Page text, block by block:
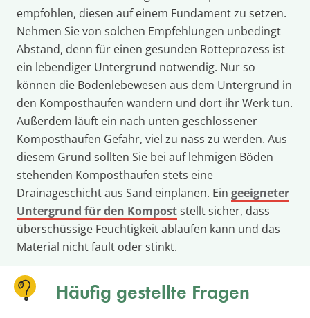
empfohlen, diesen auf einem Fundament zu setzen.
Nehmen Sie von solchen Empfehlungen unbedingt
Abstand, denn für einen gesunden Rotteprozess ist
ein lebendiger Untergrund notwendig. Nur so
können die Bodenlebewesen aus dem Untergrund in
den Komposthaufen wandern und dort ihr Werk tun.
Außerdem läuft ein nach unten geschlossener
Komposthaufen Gefahr, viel zu nass zu werden. Aus
diesem Grund sollten Sie bei auf lehmigen Böden
stehenden Komposthaufen stets eine
Drainageschicht aus Sand einplanen. Ein geeigneter
Untergrund für den Kompoststellt sicher, dass
überschüssige Feuchtigkeit ablaufen kann und das
Material nicht fault oder stinkt.
Häufig gestellte Fragen